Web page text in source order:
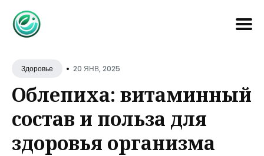
forЗдоровье • 20 ЯНВ, 2025
Облепиха: витаминный
состав и польза для
здоровья организма